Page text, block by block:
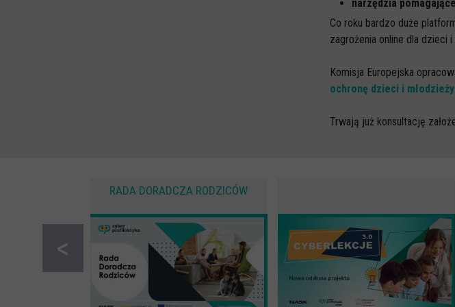
narzędzia
Co roku bardzo duże
zagrożenia online dla dzieci
Komisja Europejska
ochronę dzieci i
Trwają już konsultację
RADA DORADCZA RODZICÓW
<